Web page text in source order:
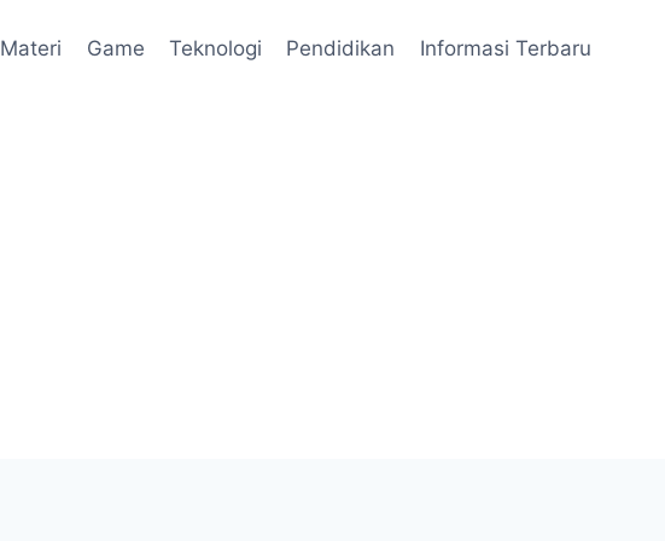
Materi Game Teknologi Pendidikan Informasi Terbaru